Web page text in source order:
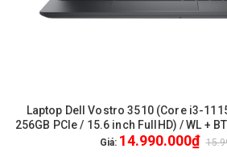
Laptop Dell Vostro 3510 (Core i3-
256GB PCIe / 15.6 inch FullHD) / WL +
/ Office - New / FullVAT / Genuine /
Giá: 14.990.000₫